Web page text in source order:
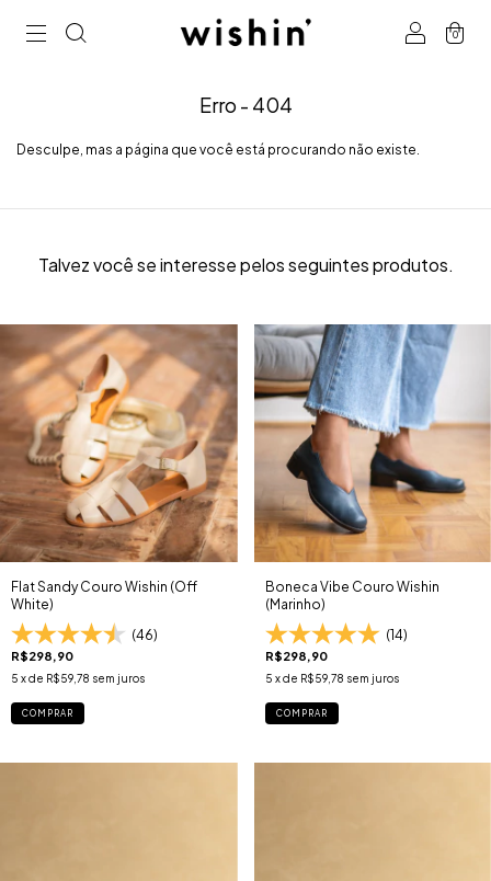
0
Erro - 404
Desculpe, mas a página que você está procurando não existe.
Talvez você se interesse pelos seguintes produtos.
Flat Sandy Couro Wishin (Off
White)
(46)
R$298,90
5 x de R$59,78 sem juros
COMPRAR
Boneca Vibe Couro Wishin
(Marinho)
(14)
R$298,90
5 x de R$59,78 sem juros
COMPRAR